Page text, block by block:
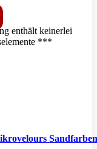
enthält keinerlei
***